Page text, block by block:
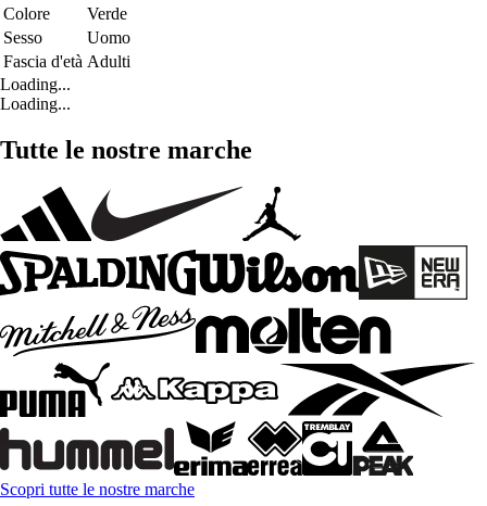
Colore
Verde
Sesso
Uomo
Fascia d'età Adulti
Loading...
Loading...
Tutte le nostre marche
Scopri tutte le nostre marche